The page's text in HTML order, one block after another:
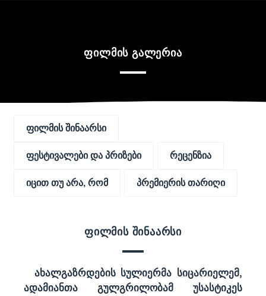
ფილმის გალერია
ფილმის შინაარსი
ფესტივალები და პრიზები რეცენზია
იცით თუ არა, რომ პრემიერის თარიღი
ფილმის შინაარსი
ახალგაზრდების სულიერმა სიცარიელემ,
ადამიანთა გულგრილობამ უსასტიკეს